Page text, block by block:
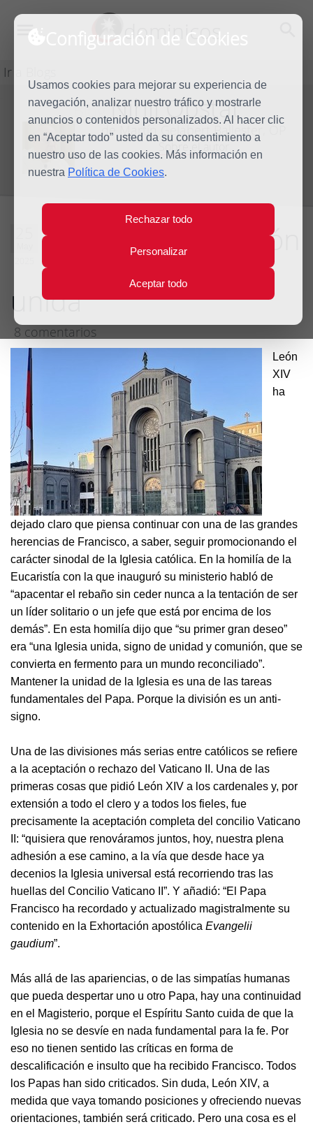
Configuración de Cookies
Usamos cookies para mejorar su experiencia de
navegación, analizar nuestro tráfico y mostrarle
anuncios o contenidos personalizados. Al hacer clic
en “Aceptar todo” usted da su consentimiento a
nuestro uso de las cookies. Más información en
nuestra Política de Cookies.
Rechazar todo
Personalizar
Aceptar todo
dominicos
Ir a Blogs
BlogNihil Obstat
de Martín Gelabert Ballester, OP
Sobre el autor
Gran deseo de León
XIV: una Iglesia
unida
8 comentarios
León
XIV
ha
dejado claro que piensa continuar con una de las grandes
herencias de Francisco, a saber, seguir promocionando el
carácter sinodal de la Iglesia católica. En la homilía de la
Eucaristía con la que inauguró su ministerio habló de
“apacentar el rebaño sin ceder nunca a la tentación de ser
un líder solitario o un jefe que está por encima de los
demás”. En esta homilía dijo que “su primer gran deseo”
era “una Iglesia unida, signo de unidad y comunión, que se
convierta en fermento para un mundo reconciliado”.
Mantener la unidad de la Iglesia es una de las tareas
fundamentales del Papa. Porque la división es un anti-
signo.
Una de las divisiones más serias entre católicos se refiere
a la aceptación o rechazo del Vaticano II. Una de las
primeras cosas que pidió León XIV a los cardenales y, por
extensión a todo el clero y a todos los fieles, fue
precisamente la aceptación completa del concilio Vaticano
II: “quisiera que renováramos juntos, hoy, nuestra plena
adhesión a ese camino, a la vía que desde hace ya
decenios la Iglesia universal está recorriendo tras las
huellas del Concilio Vaticano II”. Y añadió: “El Papa
Francisco ha recordado y actualizado magistralmente su
contenido en la Exhortación apostólica Evangelii
gaudium”.
Más allá de las apariencias, o de las simpatías humanas
que pueda despertar uno u otro Papa, hay una continuidad
en el Magisterio, porque el Espíritu Santo cuida de que la
Iglesia no se desvíe en nada fundamental para la fe. Por
eso no tienen sentido las críticas en forma de
descalificación e insulto que ha recibido Francisco. Todos
los Papas han sido criticados. Sin duda, León XIV, a
medida que vaya tomando posiciones y ofreciendo nuevas
orientaciones, también será criticado. Pero una cosa es el